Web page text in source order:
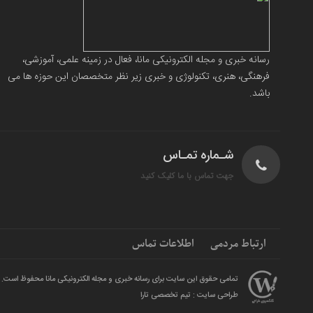
رسانه خبری و مجله الکترونیکی مانا، فعال در زمینه علمی، آموزشی،
فرهنگی، هنری، تکنولوژی و خبری زیر نظر متخصصان این حوزه ها می
باشد.
شـماره تمـاس
جهت تماس با ما کلیک کنید
ارتباط مردمی اطلاعات تماس
تمامی حقوق این سایت برای رسانه خبری و مجله الکترونیکی مانا محفوظ است.
طراحی سایت : تیم تخصصی تارا